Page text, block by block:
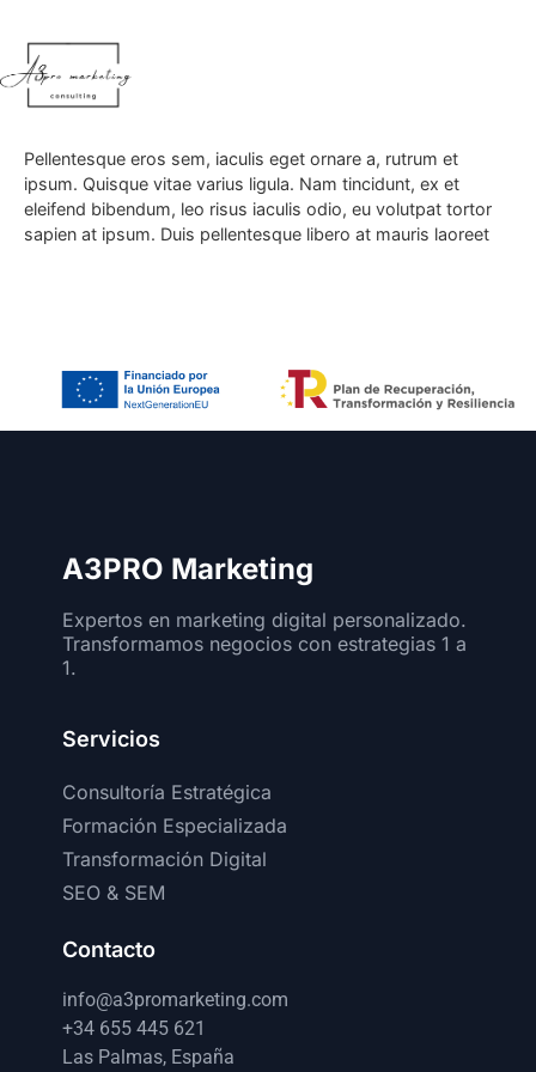
todos los tamaños?
Lorem ipsum dolor sit amet, consectetur adipiscing elit.
Pellentesque eros sem, iaculis eget ornare a, rutrum et
ipsum. Quisque vitae varius ligula. Nam tincidunt, ex et
eleifend bibendum, leo risus iaculis odio, eu volutpat tortor
sapien at ipsum. Duis pellentesque libero at mauris laoreet
A3PRO Marketing
Expertos en marketing digital personalizado.
Transformamos negocios con estrategias 1 a
1.
Servicios
Consultoría Estratégica
Formación Especializada
Transformación Digital
SEO & SEM
Contacto
info@a3promarketing.com
+34 655 445 621
Las Palmas, España